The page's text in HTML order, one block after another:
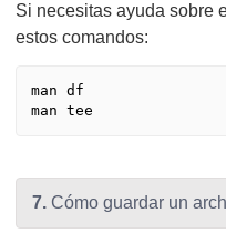
Si necesitas ayuda sobre
estos comandos:
man df
7. Cómo guardar un